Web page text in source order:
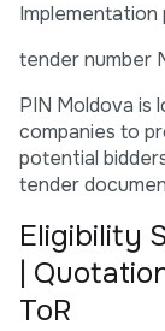
Implementation
tender number
PIN Moldova is
companies to
potential
tender
Eligibility
ToR